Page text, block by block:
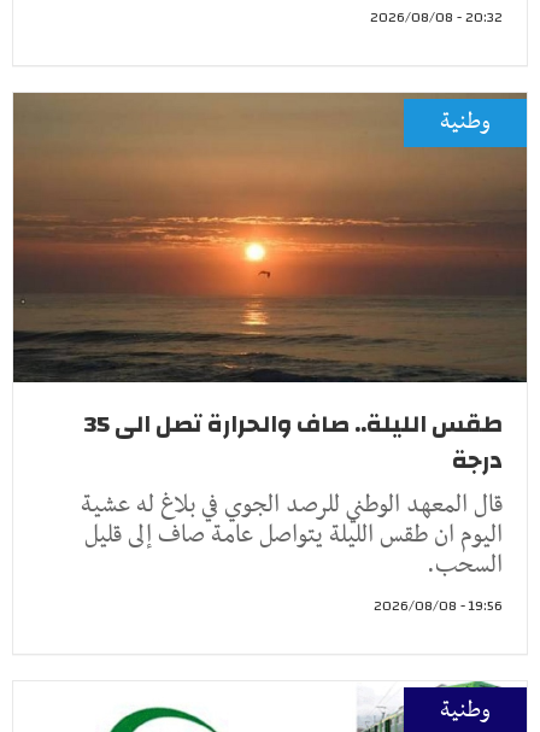
20:32 - 2026/08/08
وطنية
طقس الليلة.. صاف والحرارة تصل الى 35
درجة
قال المعهد الوطني للرصد الجوي في بلاغ له عشية
اليوم ان طقس الليلة يتواصل عامة صاف إلى قليل
السحب.
19:56 - 2026/08/08
وطنية